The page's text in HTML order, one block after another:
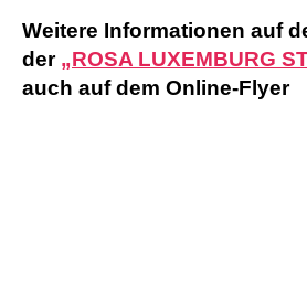
Weitere Informationen auf
der „ROSA LUXEMBURG
auch auf dem Online-Flyer